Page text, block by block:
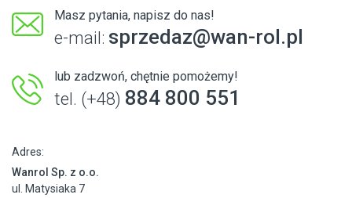
Masz pytania, napisz do nas!
e-mail: sprzedaz@wan-rol.pl
lub zadzwoń, chętnie pomożemy!
tel. (+48) 884 800 551
Adres:
Wanrol Sp. z o.o.
ul. Matysiaka 7